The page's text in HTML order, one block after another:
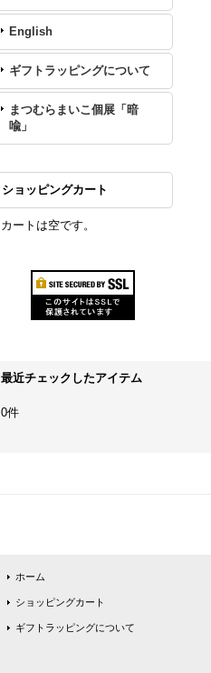
English
ギフトラッピングについて
まつむらまいこ個展「暗
喩」
ショッピングカート
カートは空です。
最近チェックしたアイテム
0件
ホーム
ショッピングカート
ギフトラッピングについて